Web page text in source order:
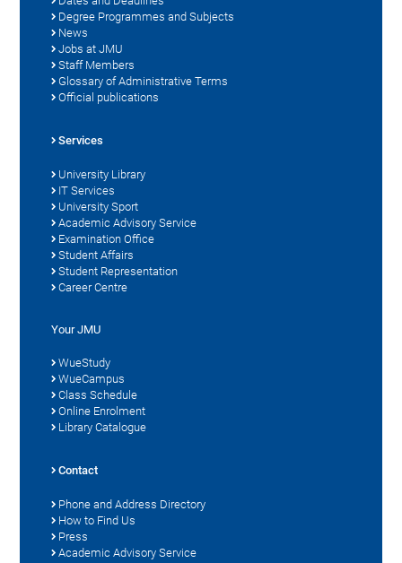
Degree Programmes and Subjects
News
Jobs at JMU
Staff Members
Glossary of Administrative Terms
Official publications
Services
University Library
IT Services
University Sport
Academic Advisory Service
Examination Office
Student Affairs
Student Representation
Career Centre
Your JMU
WueStudy
WueCampus
Class Schedule
Online Enrolment
Library Catalogue
Contact
Phone and Address Directory
How to Find Us
Press
Academic Advisory Service